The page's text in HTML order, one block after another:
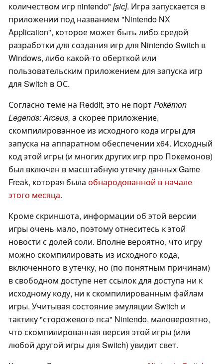
количеством игр nintendo" [sic]. Игра запускается в
приложении под названием "Nintendo NX
Application", которое может быть либо средой
разработки для создания игр для Nintendo Switch в
Windows, либо какой-то оберткой или
пользовательским приложением для запуска игр
для Switch в ОС.
Согласно теме на Reddit, это не портPokémon
Legends: Arceus, а скорее приложение,
скомпилированное из исходного кода игры для
запуска на аппаратном обеспечении x64. Исходный
код этой игры (и многих других игр про Покемонов)
был включен в масштабную утечку данных Game
Freak, которая была обнародованной в начале
этого месяца.
Кроме скриншота, информации об этой версии
игры очень мало, поэтому отнеситесь к этой
новости с долей соли. Вполне вероятно, что игру
можно скомпилировать из исходного кода,
включенного в утечку, но (по понятным причинам)
в свободном доступе нет ссылок для доступа ни к
исходному коду, ни к скомпилированным файлам
игры. Учитывая состояние эмуляции Switch и
тактику "сторожевого пса" Nintendo, маловероятно,
что скомпилированная версия этой игры (или
любой другой игры для Switch) увидит свет.